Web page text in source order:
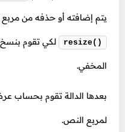
يتم إضافته أو حذفه من مربع
resize() لكي تقوم
المخفي.
بعدها الدالة تقوم
لمربع النص.